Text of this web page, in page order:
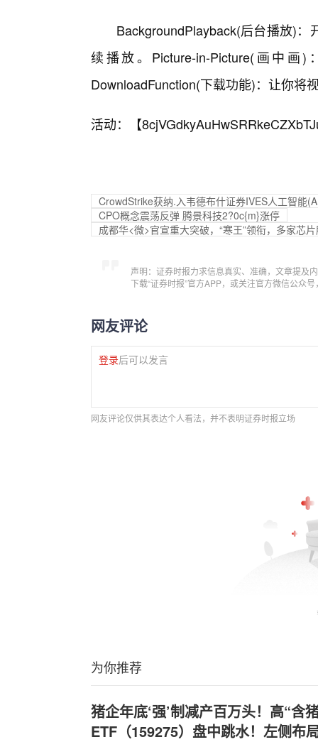
BackgroundPlayback(后台播放)
续播放。Picture-in-Picture(画中
DownloadFunction(下载功能)：让你将
活动：【
CrowdStrike获纳.入韦德布什证券IVES人工智能
CPO概念震荡反弹 腾景科技2?0c{m}涨停
成都华<微>官宣重大突破，“寒王”领衔，多家芯
声明：证券时报力求信息真实、准确，文章提及
下载“证券时报”官方APP，或关注官方微信公众
网友评论
登录后可以发言
网友评论仅供其表达个人看法，并不表明证券时报立场
为你推荐
猪企年底‘强’制减产百万头！高“含
ETF（159275）盘中跳水！左侧布